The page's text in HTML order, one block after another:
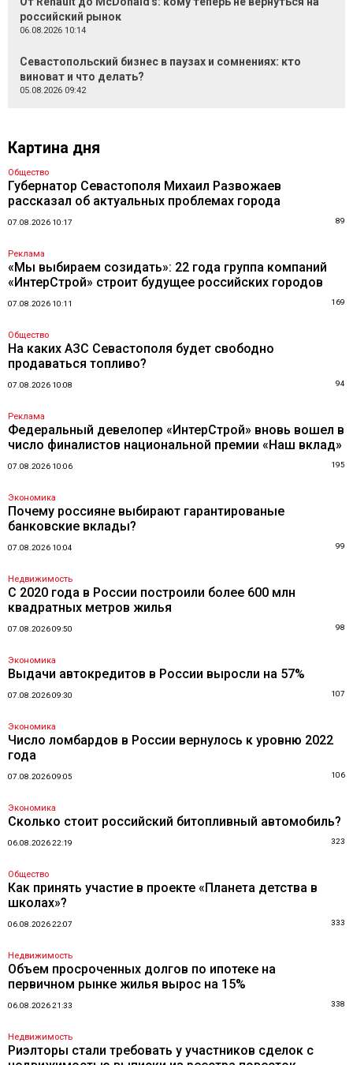
российский рынок
06.08.2026 10:14
Севастопольский бизнес в паузах и сомнениях: кто
виноват и что делать?
05.08.2026 09:42
Картина дня
Общество
Губернатор Севастополя Михаил Развожаев
рассказал об актуальных проблемах города
07.08.2026 10:17 89
Реклама
«Мы выбираем созидать»: 22 года группа компаний
«ИнтерСтрой» строит будущее российских городов
07.08.2026 10:11 169
Общество
На каких АЗС Севастополя будет свободно
продаваться топливо?
07.08.2026 10:08 94
Реклама
Федеральный девелопер «ИнтерСтрой» вновь вошел в
число финалистов национальной премии «Наш вклад»
07.08.2026 10:06 195
Экономика
Почему россияне выбирают гарантированые
банковские вклады?
07.08.2026 10:04 99
Недвижимость
С 2020 года в России построили более 600 млн
квадратных метров жилья
07.08.2026 09:50 98
Экономика
Выдачи автокредитов в России выросли на 57%
07.08.2026 09:30 107
Экономика
Число ломбардов в России вернулось к уровню 2022
года
07.08.2026 09:05 106
Экономика
Сколько стоит российский битопливный автомобиль?
06.08.2026 22:19 323
Общество
Как принять участие в проекте «Планета детства в
школах»?
06.08.2026 22:07 333
Недвижимость
Объем просроченных долгов по ипотеке на
первичном рынке жилья вырос на 15%
06.08.2026 21:33 338
Недвижимость
Риэлторы стали требовать у участников сделок с